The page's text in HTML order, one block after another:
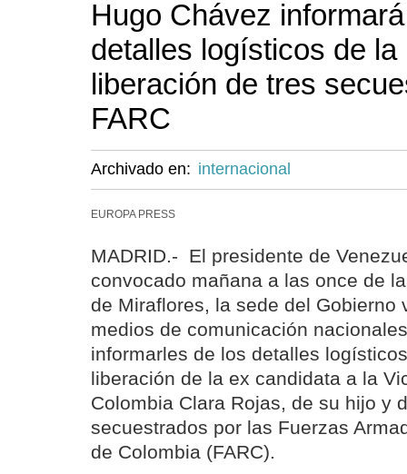
Hugo Chávez
detalles logísticos de la
liberación de tres
FARC
Archivado en: internacional
EUROPA PRESS
MADRID.- El presidente de
convocado mañana a las once de
de Miraflores, la sede del Gobierno
medios de comunicación
informarles de los detalles
liberación de la ex candidata a la
Colombia Clara Rojas, de su hijo y
secuestrados por las Fuerzas
de Colombia (FARC).